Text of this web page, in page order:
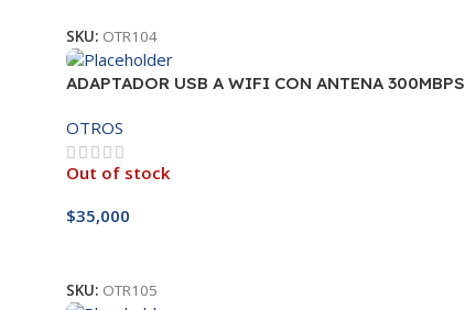
SKU: OTR104
ADAPTADOR USB A WIFI CON ANTENA 300MBPS
OTROS
Out of stock
$35,000
SKU: OTR105